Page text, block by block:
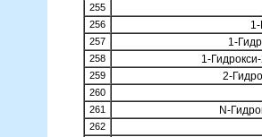
255
256
257 1-
258 1-
259 2-
260
261
N-
262